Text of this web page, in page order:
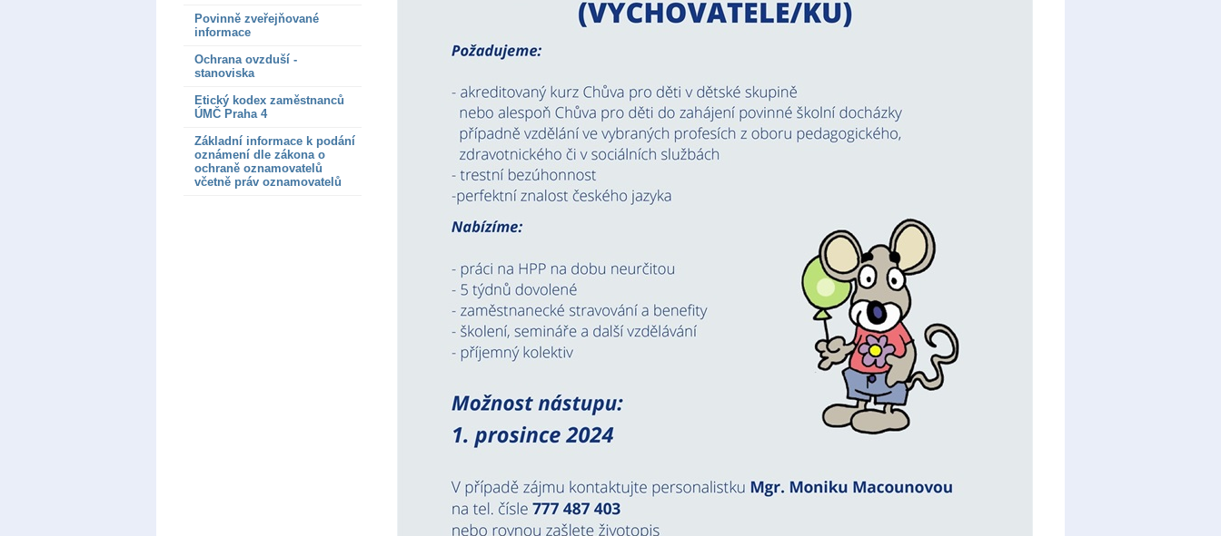
Povinně zveřejňované
informace
Ochrana ovzduší -
stanoviska
Etický kodex zaměstnanců
ÚMČ Praha 4
Základní informace k podání
oznámení dle zákona o
ochraně oznamovatelů
včetně práv oznamovatelů